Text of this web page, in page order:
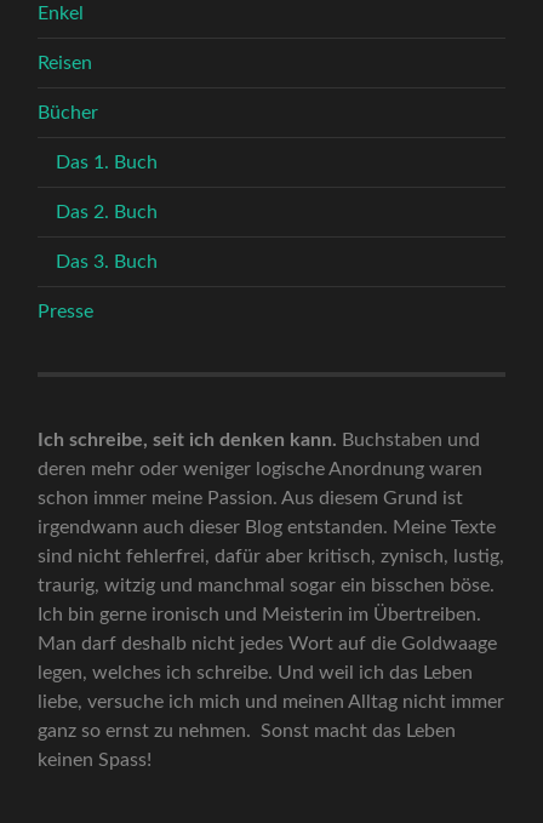
Enkel
Reisen
Bücher
Das 1. Buch
Das 2. Buch
Das 3. Buch
Presse
Ich schreibe, seit ich denken kann. Buchstaben und
deren mehr oder weniger logische Anordnung waren
schon immer meine Passion. Aus diesem Grund ist
irgendwann auch dieser Blog entstanden. Meine Texte
sind nicht fehlerfrei, dafür aber kritisch, zynisch, lustig,
traurig, witzig und manchmal sogar ein bisschen böse.
Ich bin gerne ironisch und Meisterin im Übertreiben.
Man darf deshalb nicht jedes Wort auf die Goldwaage
legen, welches ich schreibe. Und weil ich das Leben
liebe, versuche ich mich und meinen Alltag nicht immer
ganz so ernst zu nehmen. Sonst macht das Leben
keinen Spass!